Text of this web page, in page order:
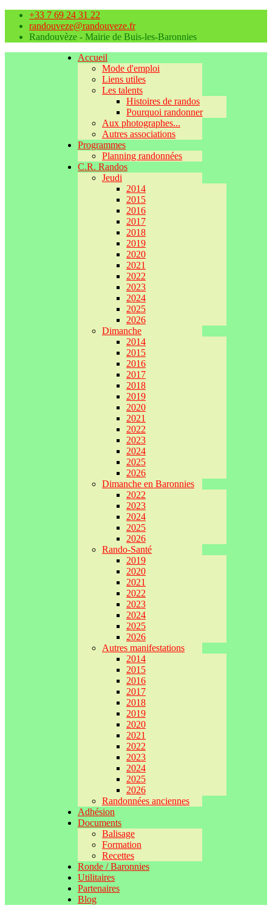
+33 7 69 24 31 22
randouveze@randouveze.fr
Randouvèze - Mairie de Buis-les-Baronnies
Accueil
Mode d'emploi
Liens utiles
Les talents
Histoires de randos
Pourquoi randonner
Aux photographes...
Autres associations
Programmes
Planning randonnées
C.R. Randos
Jeudi
2014
2015
2016
2017
2018
2019
2020
2021
2022
2023
2024
2025
2026
Dimanche
2014
2015
2016
2017
2018
2019
2020
2021
2022
2023
2024
2025
2026
Dimanche en Baronnies
2022
2023
2024
2025
2026
Rando-Santé
2019
2020
2021
2022
2023
2024
2025
2026
Autres manifestations
2014
2015
2016
2017
2018
2019
2020
2021
2022
2023
2024
2025
2026
Randonnées anciennes
Adhésion
Documents
Balisage
Formation
Recettes
Ronde / Baronnies
Utilitaires
Partenaires
Blog